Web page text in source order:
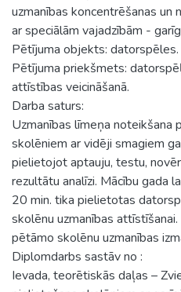
uzmanības koncentrēšanas
ar speciālām vajadzībām -
Pētījuma objekts: datorspēles.
Pētījuma priekšmets:
attīstības veicināšanā.
Darba saturs:
Uzmanības līmeņa noteikšana
skolēniem ar vidēji smagiem
pielietojot aptauju, testu,
rezultātu analīzi. Mācību gada
20 min. tika pielietotas
skolēnu uzmanības
pētāmo skolēnu uzmanības
Diplomdarbs sastāv no :
Ievada, teorētiskās daļas –